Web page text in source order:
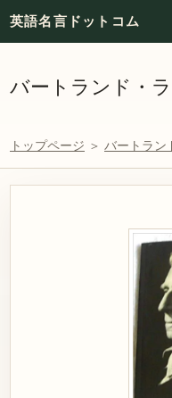
英語名言ドットコム
バートランド・
トップページ ＞ バートラン